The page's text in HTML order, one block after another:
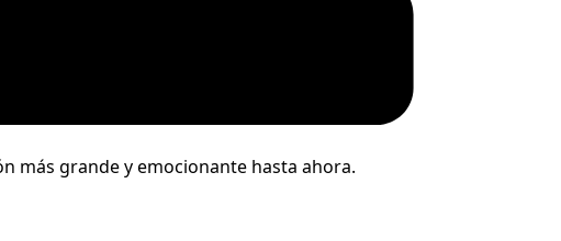
más grande y emocionante hasta ahora.